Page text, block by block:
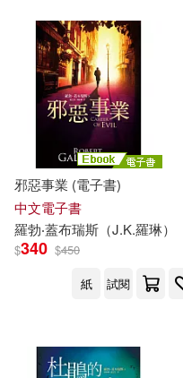
邪惡事業 (電子書)
中文電子書
羅勃‧蓋布瑞斯（J.K.羅琳）
$340 $450
紙
試閱